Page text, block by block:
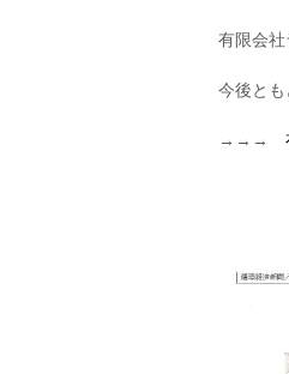
有限会社
今後とも
→→→